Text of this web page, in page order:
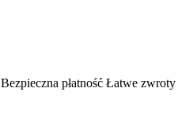
Bezpieczna płatność Łatwe zwroty